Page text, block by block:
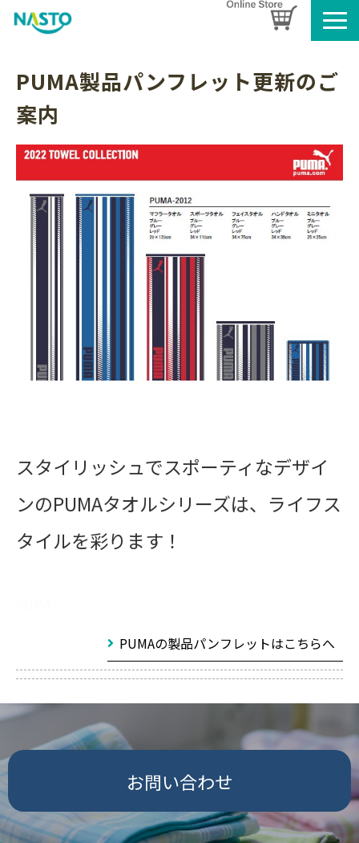
製品情報
ブログ
採用情報
SDGsへの取り組み
PUMA製品パンフレット更新のご
案内
スタイリッシュでスポーティなデザイ
ンのPUMAタオルシリーズは、ライフス
タイルを彩ります！
PUMAの製品パンフレットはこちらへ
お問い合わせ